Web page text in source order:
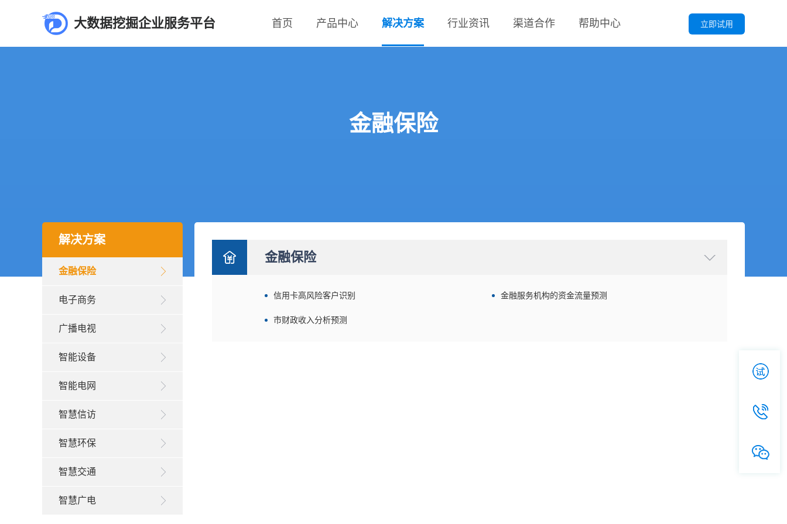
大数据挖掘企业服务平台 首页 产品中心 解决方案 行业资讯 渠道合作 帮助中心 立即试用
金融保险
金融保险
信用卡高风险客户识别 金融服务机构的资金流量预测
市财政收入分析预测
解决方案
金融保险
电子商务
广播电视
智能设备
智能电网
智慧信访
智慧环保
智慧交通
智慧广电